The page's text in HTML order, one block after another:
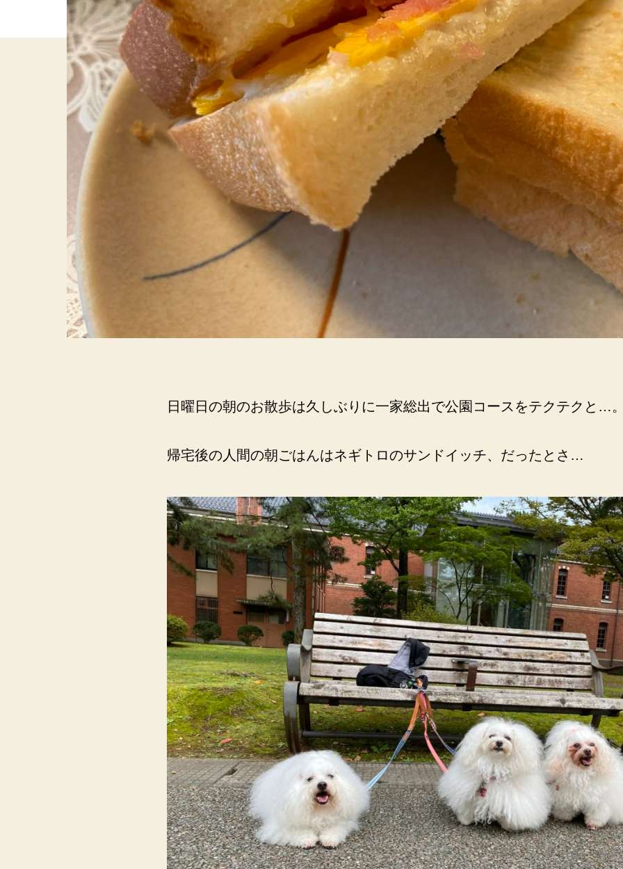
日曜日の朝のお散歩は久しぶりに一家総出で公園コースをテクテクと…
帰宅後の人間の朝ごはんはネギトロのサンドイッチ、だったとさ…